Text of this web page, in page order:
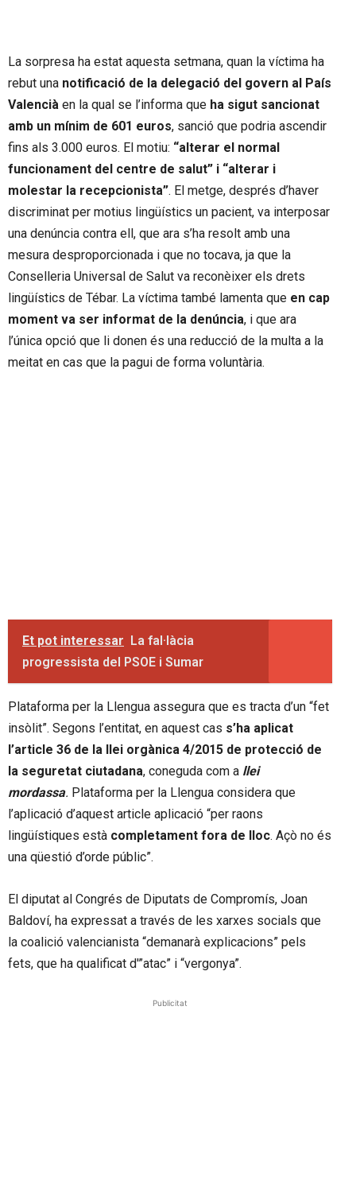
La sorpresa ha estat aquesta setmana, quan la víctima ha
rebut una notificació de la delegació del govern al País
Valencià en la qual se l’informa que ha sigut sancionat
amb un mínim de 601 euros, sanció que podria ascendir
fins als 3.000 euros. El motiu: “alterar el normal
funcionament del centre de salut” i “alterar i
molestar la recepcionista”. El metge, després d’haver
discriminat per motius lingüístics un pacient, va interposar
una denúncia contra ell, que ara s’ha resolt amb una
mesura desproporcionada i que no tocava, ja que la
Conselleria Universal de Salut va reconèixer els drets
lingüístics de Tébar. La víctima també lamenta que en cap
moment va ser informat de la denúncia, i que ara
l’única opció que li donen és una reducció de la multa a la
meitat en cas que la pagui de forma voluntària.
Et pot interessar La fal·làcia
progressista del PSOE i Sumar
Plataforma per la Llengua assegura que es tracta d’un “fet
insòlit”. Segons l’entitat, en aquest cas s’ha aplicat
l’article 36 de la llei orgànica 4/2015 de protecció de
la seguretat ciutadana, coneguda com a llei
mordassa. Plataforma per la Llengua considera que
l’aplicació d’aquest article aplicació “per raons
lingüístiques està completament fora de lloc. Açò no és
una qüestió d’orde públic”.
El diputat al Congrés de Diputats de Compromís, Joan
Baldoví, ha expressat a través de les xarxes socials que
la coalició valencianista “demanarà explicacions” pels
fets, que ha qualificat d'”atac” i “vergonya”.
Publicitat